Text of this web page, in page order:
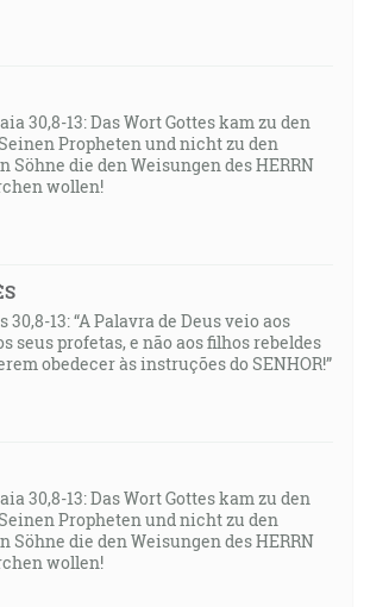
30,8-13: Das Wort Gottes kam zu den
Propheten und nicht zu den
Söhne die den Weisungen des HERRN
wollen!
30,8-13: “A Palavra de Deus veio aos
seus profetas, e não aos filhos rebeldes
obedecer às instruções do SENHOR!”
30,8-13: Das Wort Gottes kam zu den
Propheten und nicht zu den
Söhne die den Weisungen des HERRN
wollen!